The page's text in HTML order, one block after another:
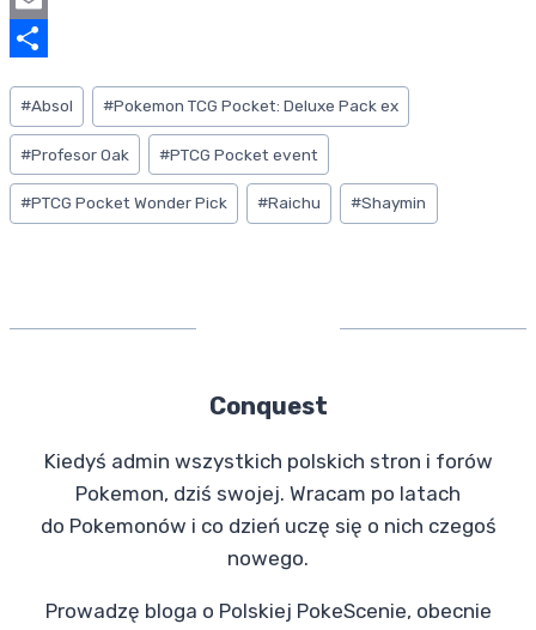
b
og
a
m
u
b
r
E
a
l
h
a
r
e
Tagi
wpisu:
#Absol #Pokemon TCG Pocket: Deluxe Pack ex
#Profesor Oak #PTCG Pocket event
#PTCG Pocket Wonder Pick #Raichu #Shaymin
Conquest
Kiedyś admin wszystkich polskich stron i forów
Pokemon, dziś swojej. Wracam po latach
do Pokemonów i co dzień uczę się o nich czegoś
nowego.
Prowadzę bloga o Polskiej PokeScenie, obecnie